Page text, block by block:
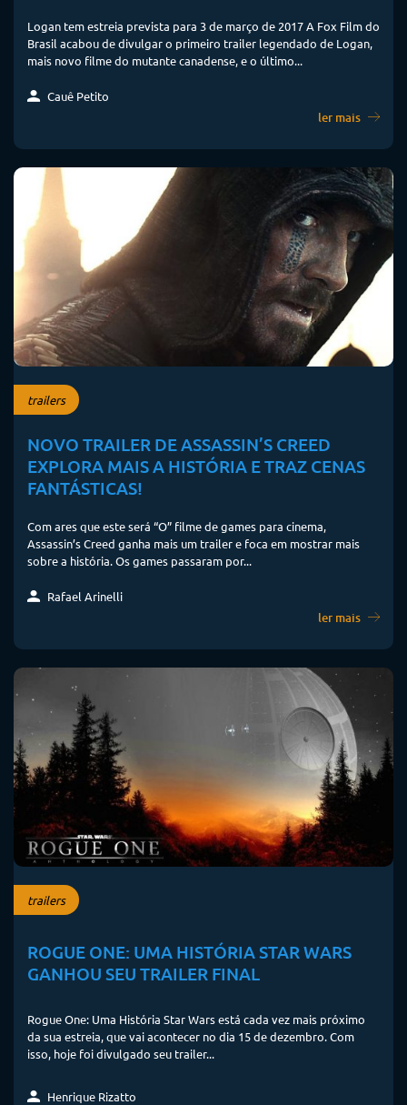
Logan tem estreia prevista para 3 de março de 2017 A Fox Film do
Brasil acabou de divulgar o primeiro trailer legendado de Logan,
mais novo filme do mutante canadense, e o último...
Cauê Petito
ler mais
trailers
NOVO TRAILER DE ASSASSIN’S CREED
EXPLORA MAIS A HISTÓRIA E TRAZ CENAS
FANTÁSTICAS!
Com ares que este será “O” filme de games para cinema,
Assassin’s Creed ganha mais um trailer e foca em mostrar mais
sobre a história. Os games passaram por...
Rafael Arinelli
ler mais
trailers
ROGUE ONE: UMA HISTÓRIA STAR WARS
GANHOU SEU TRAILER FINAL
Rogue One: Uma História Star Wars está cada vez mais próximo
da sua estreia, que vai acontecer no dia 15 de dezembro. Com
isso, hoje foi divulgado seu trailer...
Henrique Rizatto